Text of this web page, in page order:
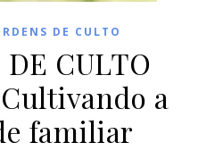
DE CULTO
CULTO
a
familiar